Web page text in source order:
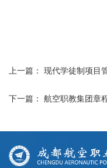
上一篇： 现代学徒制项目
下一篇： 航空职教集团章